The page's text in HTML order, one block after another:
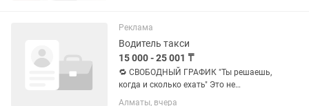
Состояние аккумулятора — 73%. 💾
Реклама
Водитель такси
15 000 - 25 001 ₸
🔁 СВОБОДНЫЙ ГРАФИК "Ты решаешь,
когда и сколько ехать" Это не
классическая работа с графиком. Это
Алматы, вчера